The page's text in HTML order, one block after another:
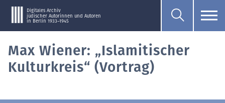
Digitales Archiv
jüdischer Autorinnen und Autoren
in Berlin 1933–1945
Max Wiener: „Islamitischer
Kulturkreis“ (Vortrag)